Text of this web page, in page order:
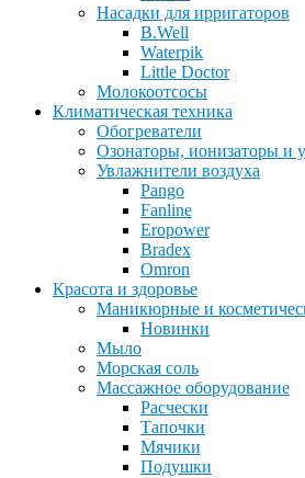
Насадки для ирригаторов
B.Well
Waterpik
Little Doctor
Молокоотсосы
Климатическая техника
Обогреватели
Озонаторы, ионизаторы и
Увлажнители воздуха
Pango
Fanline
Eropower
Bradex
Omron
Красота и здоровье
Маникюрные и
Новинки
Мыло
Морская соль
Массажное оборудование
Расчески
Тапочки
Мячики
Подушки